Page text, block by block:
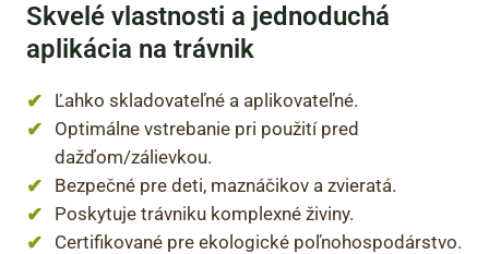
Skvelé vlastnosti a jednoduchá
aplikácia na trávnik
Ľahko skladovateľné a aplikovateľné.
Optimálne vstrebanie pri použití pred
dažďom/zálievkou.
Bezpečné pre deti, maznáčikov a zvieratá.
Poskytuje trávniku komplexné živiny.
Certifikované pre ekologické poľnohospodárstvo.